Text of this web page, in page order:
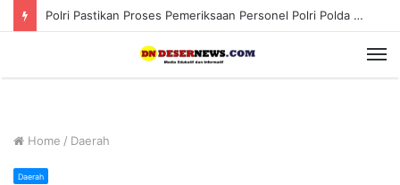
Polri Pastikan Proses Pemeriksaan Personel Polri Polda Aceh Dilaksanakan Secara Profesional dan Transparan
Home / Daerah
Daerah